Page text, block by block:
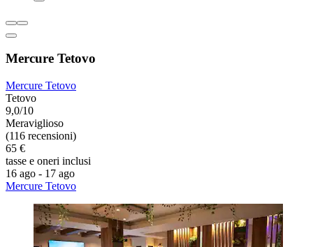
Mercure Tetovo
Mercure Tetovo
Tetovo
9,0/10
Meraviglioso
(116 recensioni)
65 €
tasse e oneri inclusi
16 ago - 17 ago
Mercure Tetovo